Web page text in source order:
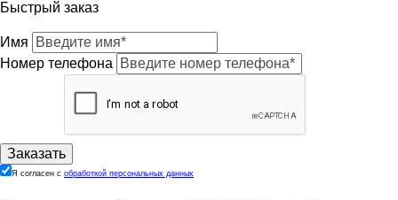
Быстрый заказ
Имя
Номер телефона
Я согласен с обработкой персональных данных